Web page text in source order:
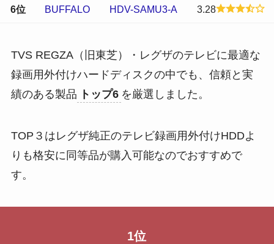
6位 BUFFALO HDV-SAMU3-A 3.28
TVS REGZA（旧東芝）・レグザのテレビに最適な
録画用外付けハードディスクの中でも、信頼と実
績のある製品 トップ6 を厳選しました。
TOP３はレグザ純正のテレビ録画用外付けHDDよ
りも格安に同等品が購入可能なのでおすすめで
す。
1位